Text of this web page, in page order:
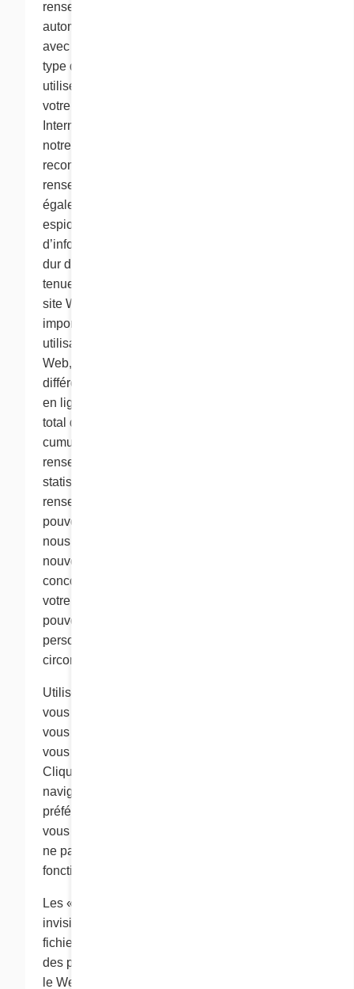
renseignements que nous recueillons
automatiquement lorsque vous interagissez
avec ce site Web, comme votre adresse IP, le
type d’ordinateur et de navigateur que vous
utilisez. Une adresse IP est un numéro attribué à
votre ordinateur lorsque vous vous connectez à
Internet. Chaque fois que vous visitez ce site,
notre serveur Web peut automatiquement
reconnaître et recueillir ces renseignements. Les
renseignements automatiques comprennent
également les « cookies » et les « pixels-
espions ». Les « cookies » sont des éléments
d’information qu’un site Web transfère au disque
dur d’un ordinateur personnel à des fins de
tenue des dossiers. Les cookies permettent au
site Web de se rappeler les renseignements
importants qui rendront plus pratique votre
utilisation du site. Comme la plupart des sites
Web, celui de Cora utilise des cookies à
différentes fins pour améliorer votre expérience
en ligne. Ainsi, nous faisons le suivi du nombre
total de visiteurs de notre site sur la base d’un
cumul anonyme. Nous pouvons fournir des
renseignements cumulatifs à des tiers, mais ces
statistiques ne comprennent pas de
renseignements personnels identifiables. Nous
pouvons également utiliser des cookies pour
nous souvenir de vous lorsque vous visitez de
nouveau le site, pour administrer certains
concours et tirages au sort et pour personnaliser
votre expérience sur le site Web de Cora. Nous
pouvons associer des renseignements
personnels à un fichier cookie dans de telles
circonstances.
Utilisez les options de votre navigateur Web si
vous ne souhaitez pas recevoir de cookies ou si
vous souhaitez régler votre navigateur pour qu’il
vous informe lorsque vous recevez un cookie.
Cliquez dans la section « Aide » de votre
navigateur pour savoir comment changer vos
préférences en ce qui a trait aux cookies. Si
vous désactivez tous les cookies, vous pourriez
ne pas être en mesure de profiter de toutes les
fonctions du présent site Web.
Les « pixels-espions », également appelés GIF
invisibles ou à pixel simple, sont de petits
fichiers vidéo que nous pouvons placer dans
des pages Web ainsi que dans des bulletins sur
le Web que nous transmettons par courriel. Avec